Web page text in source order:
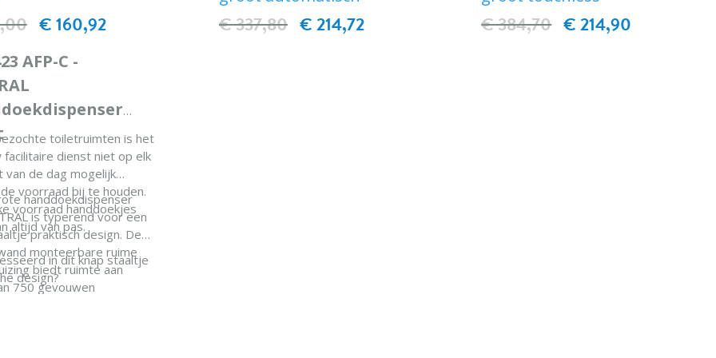
over
gevouwen
van MediQo-
€ 160,92
AFP-C -
toiletruimten is het
facilitaire dienst niet op elk
van de dag mogelijk
voorraad bij te houden.
voorraad handdoekjes
altijd van pas.
handdoekdispenser
is typerend voor een
praktisch design. De
monteerbare ruime
biedt ruimte aan
750 gevouwen
in dit knap staaltje
design?
€ 214,72
€ 337,80 € 214,90
€ 384,70